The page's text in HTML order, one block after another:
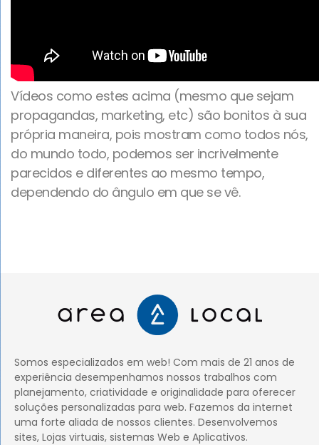
Vídeos como estes acima (mesmo que sejam
propagandas, marketing, etc) são bonitos à sua
própria maneira, pois mostram como todos nós,
do mundo todo, podemos ser incrivelmente
parecidos e diferentes ao mesmo tempo,
dependendo do ângulo em que se vê.
Somos especializados em web! Com mais de 21 anos de
experiência desempenhamos nossos trabalhos com
planejamento, criatividade e originalidade para oferecer
soluções personalizadas para web. Fazemos da internet
uma forte aliada de nossos clientes. Desenvolvemos
sites, Lojas virtuais, sistemas Web e Aplicativos.